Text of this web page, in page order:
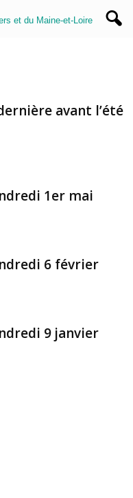
avant l’été
1er mai
6 février
9 janvier